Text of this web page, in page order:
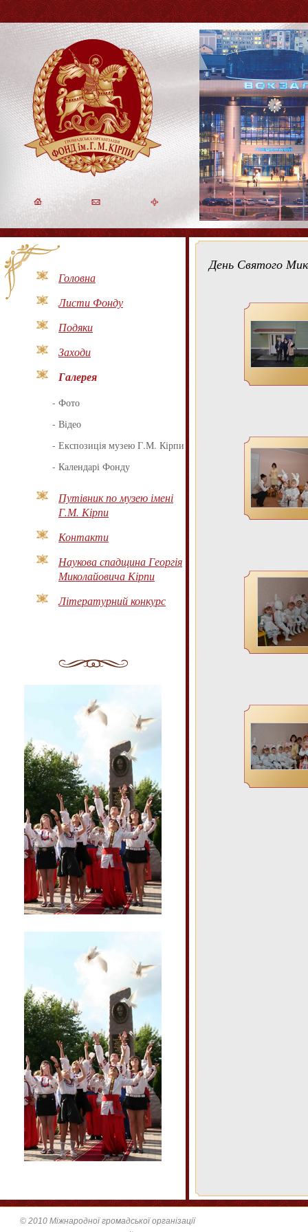
Головна
Листи Фонду
Подяки
Заходи
Галерея
- Фото
- Відео
- Експозиція музею Г.М. Кірпи
- Календарі Фонду
Путівник по музею імені
Г.М. Кірпи
Контакти
Наукова спадщина Георгія
Миколайовича Кірпи
Літературний конкурс
День Святого
© 2010 Міжнародної громадської організації